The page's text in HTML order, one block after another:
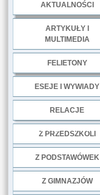
AKTUALNOŚCI
ARTYKUŁY I
MULTIMEDIA
FELIETONY
ESEJE I WYWIADY
RELACJE
Z PRZEDSZKOLI
Z PODSTAWÓWEK
Z GIMNAZJÓW